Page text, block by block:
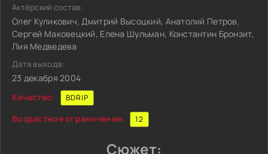
Актёрский состав:
Олег Куликович, Дмитрий Высоцкий, Анатолий Петров,
Сергей Маковецкий, Елена Шульман, Константин Бронзит,
Лия Медведева
Дата выхода:
23 декабря 2004
Качество:
BDRIP
Возрастное ограничение: 12
Сюжет: